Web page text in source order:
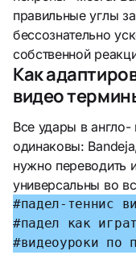
правильные углы
бессознательно
собственной
Как
видео
Все удары в
одинаковы:
нужно переводить
универсальны во
#падел-теннис
#падел как
#видеоуроки по